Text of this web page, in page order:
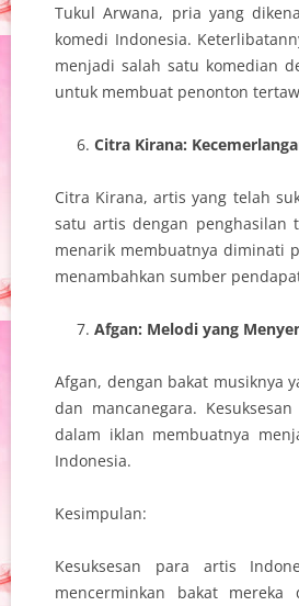
Tukul Arwana, pria yang
komedi Indonesia.
menjadi salah satu komedian
untuk membuat penonton
Citra Kirana:
Citra Kirana, artis yang telah
satu artis dengan penghasilan
menarik membuatnya diminati
menambahkan sumber
Afgan: Melodi yang
Afgan, dengan bakat musiknya
dan mancanegara.
dalam iklan membuatnya
Indonesia.
Kesimpulan:
Kesuksesan para artis
mencerminkan bakat